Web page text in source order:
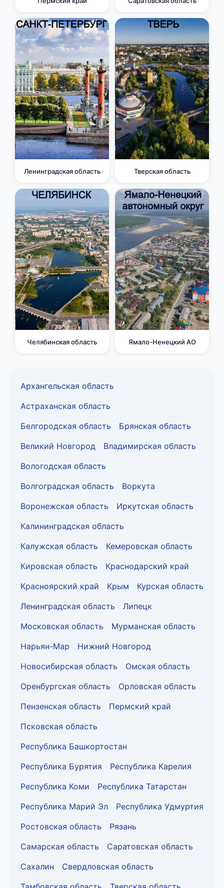
Ленинградская область Тверская область
Челябинская область Ямало-Ненецкий АО
Архангельская область
Астраханская область
Белгородская область
Брянская область
Великий Новгород
Владимирская область
Вологодская область
Волгоградская область
Воркута
Воронежская область
Иркутская область
Калининградская область
Калужская область
Кемеровская область
Кировская область
Краснодарский край
Красноярский край
Крым
Курская область
Ленинградская область
Липецк
Московская область
Мурманская область
Нарьян-Мар
Нижний Новгород
Новосибирская область
Омская область
Оренбургская область
Орловская область
Пензенская область
Пермский край
Псковская область
Республика Башкортостан
Республика Бурятия
Республика Карелия
Республика Коми
Республика Татарстан
Республика Марий Эл
Республика Удмуртия
Ростовская область
Рязань
Самарская область
Саратовская область
Сахалин
Свердловская область